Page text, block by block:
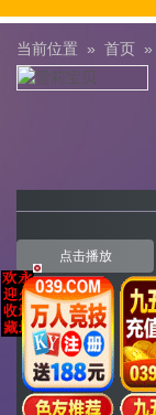
当前位置 » 首页 »
点击播放